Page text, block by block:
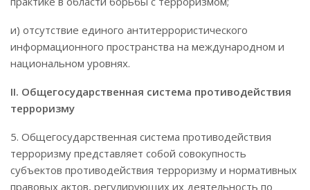
и) отсутствие единого антитеррористического
информационного пространства на международном и
национальном уровнях.
II. Общегосударственная система противодействия
терроризму
5. Общегосударственная система противодействия
терроризму представляет собой совокупность
субъектов противодействия терроризму и нормативных
правовых актов, регулирующих их деятельность по